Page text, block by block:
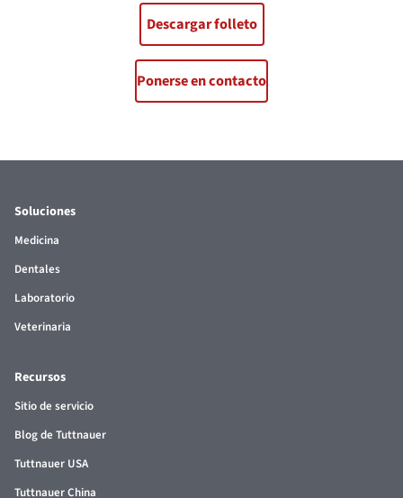
Descargar folleto
Ponerse en contacto
Soluciones
Medicina
Dentales
Laboratorio
Veterinaria
Recursos
Sitio de servicio
Blog de Tuttnauer
Tuttnauer USA
Tuttnauer China